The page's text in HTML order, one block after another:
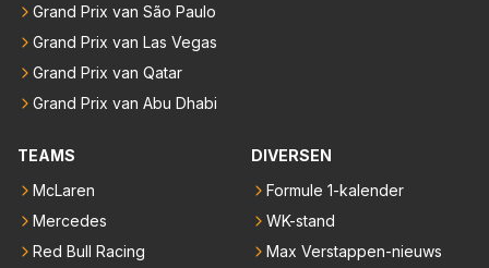
Grand Prix van São Paulo
Grand Prix van Las Vegas
Grand Prix van Qatar
Grand Prix van Abu Dhabi
TEAMS
McLaren
Mercedes
Red Bull Racing
DIVERSEN
Formule 1-kalender
WK-stand
Max Verstappen-nieuws